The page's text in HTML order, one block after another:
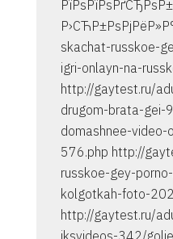
skachat-russkoe-
igri-onlayn-na-
http://gaytest.ru/
drugom-brata-gei-
domashnee-
576.php http://
russkoe-gey-
kolgotkah-foto-
http://gaytest.ru/